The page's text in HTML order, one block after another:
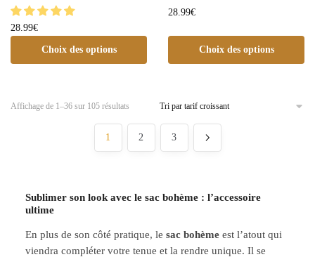
28.99€
Choix des options
28.99€
Choix des options
Affichage de 1–36 sur 105 résultats
1 2 3
Sublimer son look avec le sac bohème : l’accessoire
ultime
En plus de son côté pratique, lesac bohème est l’atout qui
viendra compléter votre tenue et la rendre unique. Il se